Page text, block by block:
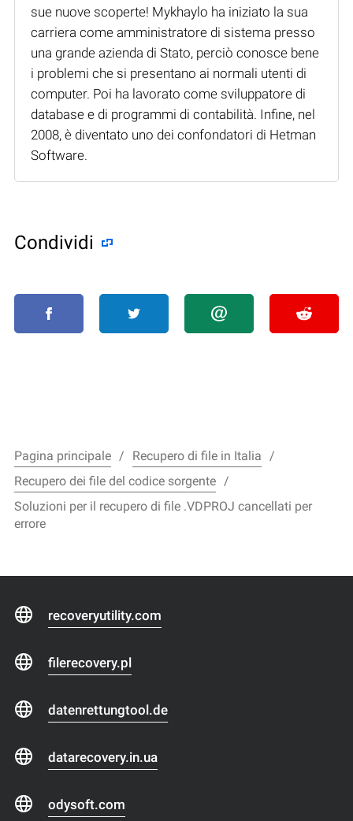
sue nuove scoperte! Mykhaylo ha iniziato la sua
carriera come amministratore di sistema presso
una grande azienda di Stato, perciò conosce bene
i problemi che si presentano ai normali utenti di
computer. Poi ha lavorato come sviluppatore di
database e di programmi di contabilità. Infine, nel
2008, è diventato uno dei confondatori di Hetman
Software.
Condividi
Pagina principale
Recupero di file in Italia
Recupero dei file del codice sorgente
Soluzioni per il recupero di file .VDPROJ cancellati per
errore
recoveryutility.com
filerecovery.pl
datenrettungtool.de
datarecovery.in.ua
odysoft.com